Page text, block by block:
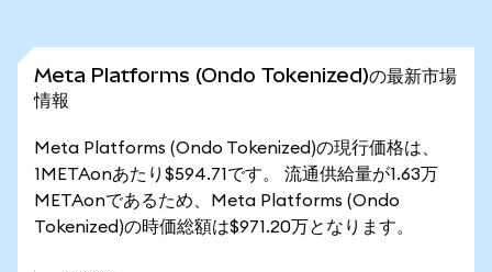
Meta Platforms (Ondo Tokenized)の最新市場
情報
Meta Platforms (Ondo Tokenized)の現行価格は、
1METAonあたり$594.71です。 流通供給量が1.63万
METAonであるため、Meta Platforms (Ondo
Tokenized)の時価総額は$971.20万となります。